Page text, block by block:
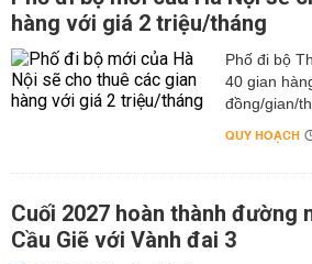
hàng với giá 2 triệu/tháng
Phố đi bộ
40 gian
đồng/gian/
QUY HOẠCH
Cuối 2027 hoàn thành đường
Cầu Giẽ với Vành đai 3